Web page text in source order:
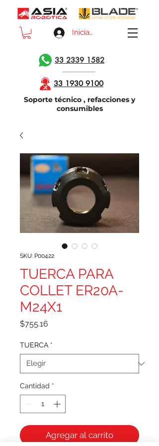
Iniciar sesión
33 2339 1582
33 1930 9100
Soporte técnico , refacciones y
consumibles
SKU: P00422
TUERCA PARA
COLLET ER20A-
M24X1
$755.16
TUERCA *
Cantidad *
Agregar al carrito